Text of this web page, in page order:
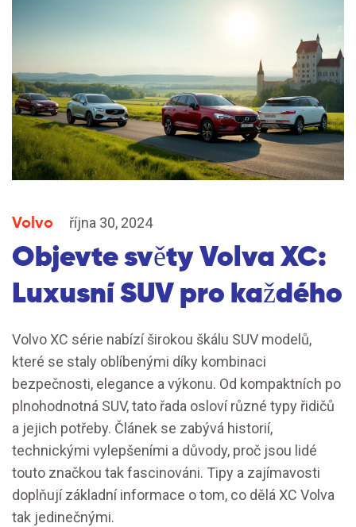
Volvo října 30, 2024
Objevte světy Volva XC:
Luxusní SUV pro každého
Volvo XC série nabízí širokou škálu SUV modelů,
které se staly oblíbenými díky kombinaci
bezpečnosti, elegance a výkonu. Od kompaktních po
plnohodnotná SUV, tato řada osloví různé typy řidičů
a jejich potřeby. Článek se zabývá historií,
technickými vylepšeními a důvody, proč jsou lidé
touto značkou tak fascinováni. Tipy a zajímavosti
doplňují základní informace o tom, co dělá XC Volva
tak jedinečnými.